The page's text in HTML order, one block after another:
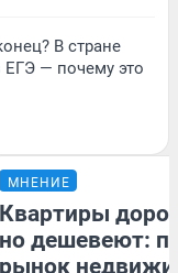
В стране
ЕГЭ — почему это
МНЕНИЕ
Квартиры
но дешевеют:
рынок